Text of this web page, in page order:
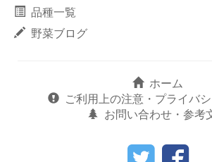
品種一覧
野菜ブログ
ホーム
ご利用上の注意・プライバ
お問い合わせ・参考